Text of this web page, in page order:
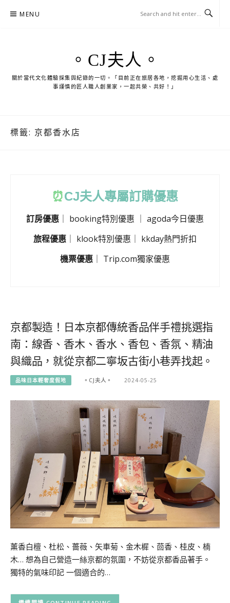
MENU
。CJ夫人。
關於當代文化體驗採集與紀錄的一切。「目前正在旅居各地，挖掘用心生活、處
事謹慎的匠人職人創業家，一起共榮、共好！」
標籤: 京都香水店
⏰CJ夫人專屬訂購優惠
訂房優惠 booking特別優惠
agoda今日優惠
旅程優惠
klook特別優惠
kkday熱門折扣
機票優惠
Trip.com獨家優惠
京都製造！日本京都傳統香品伴手禮挑選指
南：線香、香木、香水、香包、香氛、精油
與織品，就從京都二寧坂古街小巷弄找起。
品味日本輕奢度假地 。CJ夫人。 2024-05-25
薰香白檀、杜松、薔薇、矢車菊、金木樨、茴香、桂皮、楠
木… 想為自己營造一絲京都的氛圍，不妨從京都香品著手。
獨特的氣味印記 一個適合的…